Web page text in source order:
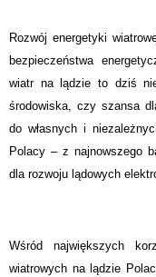
Rozwój energetyki
bezpieczeństwa
wiatr na lądzie to dziś
środowiska, czy szansa
do własnych i
Polacy – z najnowszego
dla rozwoju lądowych
Wśród największych
wiatrowych na lądzie